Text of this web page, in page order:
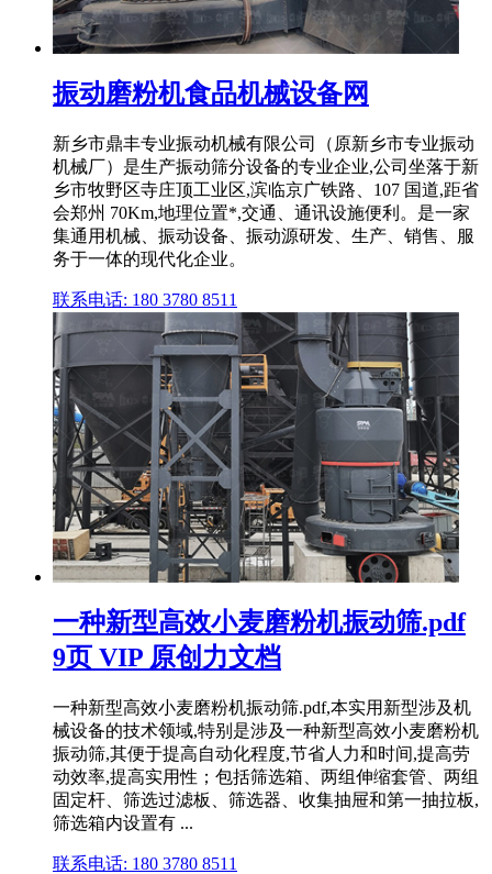
振动磨粉机食品机械设备网
新乡市鼎丰专业振动机械有限公司（原新乡市专业振动
机械厂）是生产振动筛分设备的专业企业,公司坐落于新
乡市牧野区寺庄顶工业区,滨临京广铁路、107 国道,距省
会郑州 70Km,地理位置*,交通、通讯设施便利。是一家
集通用机械、振动设备、振动源研发、生产、销售、服
务于一体的现代化企业。
联系电话: 180 3780 8511
一种新型高效小麦磨粉机振动筛.pdf
9页 VIP 原创力文档
一种新型高效小麦磨粉机振动筛.pdf,本实用新型涉及机
械设备的技术领域,特别是涉及一种新型高效小麦磨粉机
振动筛,其便于提高自动化程度,节省人力和时间,提高劳
动效率,提高实用性；包括筛选箱、两组伸缩套管、两组
固定杆、筛选过滤板、筛选器、收集抽屉和第一抽拉板,
筛选箱内设置有 ...
联系电话: 180 3780 8511